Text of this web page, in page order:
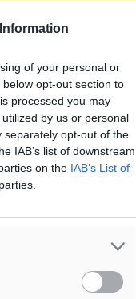
of your personal or
opt-out section to
processed you may
by us or personal
separately opt-out of the
IAB’s list of downstream
on the IAB’s List of
Μανθαιάκη –
είναι η τοπική
Ρόδου από τον
του…
αντίο του
Εργατικού Κέντρου
της ΔΕΣ –